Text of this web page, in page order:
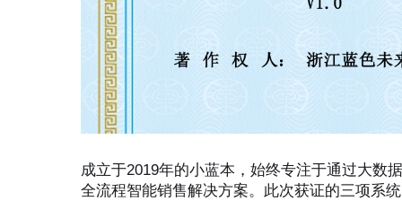
成立于2019年的小蓝本，始终专注于通过大数
全流程智能销售解决方案。此次获证的三项系